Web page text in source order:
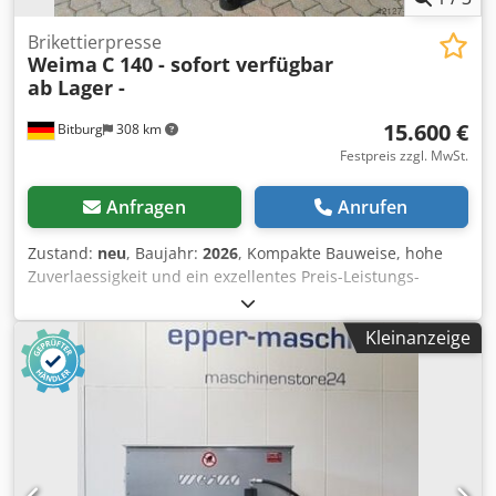
Bitburg 308 km
Brikettierpresse
Weima C 140 - sofort verfügbar
ab Lager -
15.600 €
Festpreis zzgl. MwSt.
Anfragen Anrufen
Zustand: neu, Baujahr: 2026, Kompakte Bauweise, hohe
Zuverlaessigkeit und ein exzellentes Preis-Leistungs-
Verhaeltnis: Das sind die Vorteile dieser Maschine, die sich
perfekt zum Brikettieren von Materialien wie z.B. Holz,
Styropor, Schaumstoffen oder Papier eignet. Besonderes
Merkmal: die Schneckenvorverdichtung, die eine hohe
Brikettqualitaet garantiert. Fuer die schnelle und einfache
Eociekr Trichteroeffnung: 1044x1044 mm Trichterhoehe:
1010 mm Trichterinhalt: 1,1 m³ Antriebsleistung: 4 kW
Kleinanzeige